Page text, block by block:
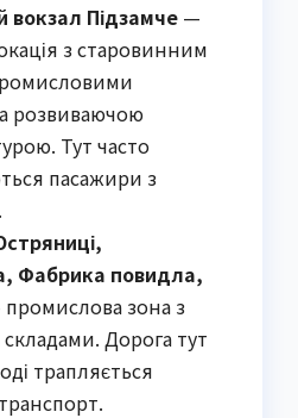
вокзал Підзамче —
з старовинним
розвиваючою
Тут часто
пасажири з
Фабрика повидла,
зона з
Дорога тут
трапляється